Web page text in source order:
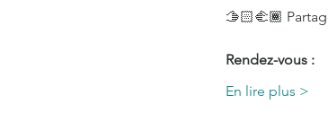
🫱🏻‍🫲🏾
Rendez-vous :
En lire plus >